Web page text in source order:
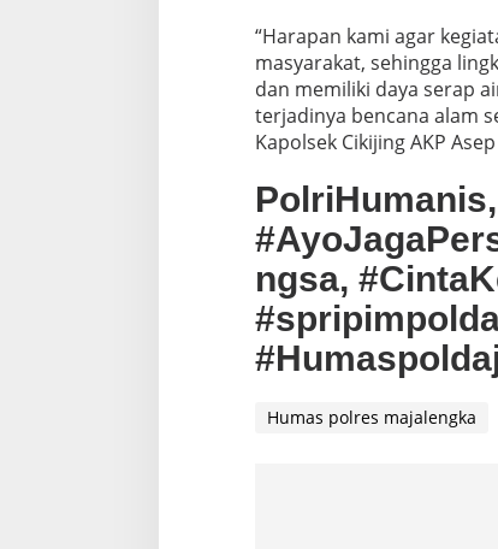
“Harapan kami agar
masyarakat, sehingga
dan memiliki daya serap
terjadinya bencana alam
Kapolsek Cikijing AKP
ngsa,
Humas polres majalengka